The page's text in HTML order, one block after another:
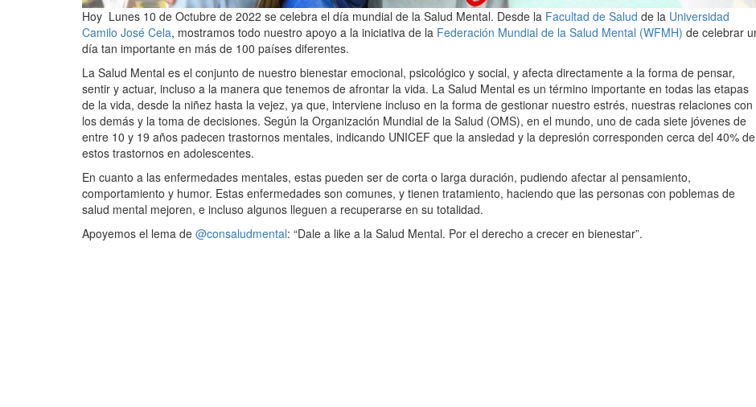
Hoy Lunes 10 de Octubre de 2022 se celebra el día mundial de la Salud Mental. Desde la Facultad de Salud de la Universidad
Camilo José Cela, mostramos todo nuestro apoyo a la iniciativa de la Federación Mundial de la Salud Mental (WFMH) de celebrar
día tan importante en más de 100 países diferentes.
La Salud Mental es el conjunto de nuestro bienestar emocional, psicológico y social, y afecta directamente a la forma de pensar,
sentir y actuar, incluso a la manera que tenemos de afrontar la vida. La Salud Mental es un término importante en todas las etapas
de la vida, desde la niñez hasta la vejez, ya que, interviene incluso en la forma de gestionar nuestro estrés, nuestras relaciones con
los demás y la toma de decisiones. Según la Organización Mundial de la Salud (OMS), en el mundo, uno de cada siete jóvenes de
entre 10 y 19 años padecen trastornos mentales, indicando UNICEF que la ansiedad y la depresión corresponden cerca del 40% de
estos trastornos en adolescentes.
En cuanto a las enfermedades mentales, estas pueden ser de corta o larga duración, pudiendo afectar al pensamiento,
comportamiento y humor. Estas enfermedades son comunes, y tienen tratamiento, haciendo que las personas con poblemas de
salud mental mejoren, e incluso algunos lleguen a recuperarse en su totalidad.
Apoyemos el lema de @consaludmental: “Dale a like a la Salud Mental. Por el derecho a crecer en bienestar”.